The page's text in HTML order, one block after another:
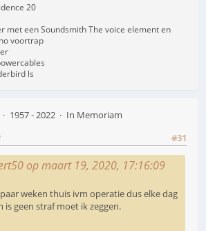
20
met een Soundsmith The voice element en
voortrap
ls
1957 - 2022
In Memoriam
#31
op maart 19, 2020, 17:16:09
weken thuis ivm operatie dus elke dag
is geen straf moet ik zeggen.